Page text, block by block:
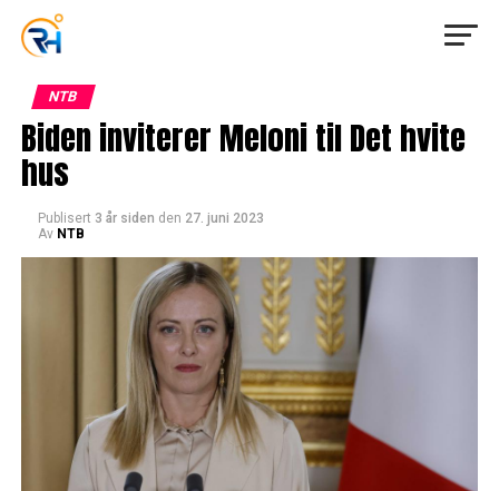
NTB
Biden inviterer Meloni til Det hvite
hus
Publisert 3 år siden den 27. juni 2023
Av NTB